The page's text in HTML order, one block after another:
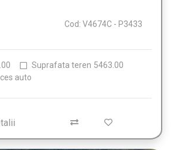
Cod: V4674C - P3433
Suprafata teren 5463.00
auto